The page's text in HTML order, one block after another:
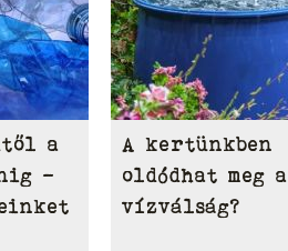
a
–
A kertünkben
oldódhat meg a
vízválság?